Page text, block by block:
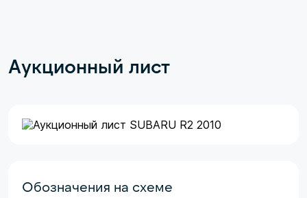
Аукционный лист
Обозначения на схеме